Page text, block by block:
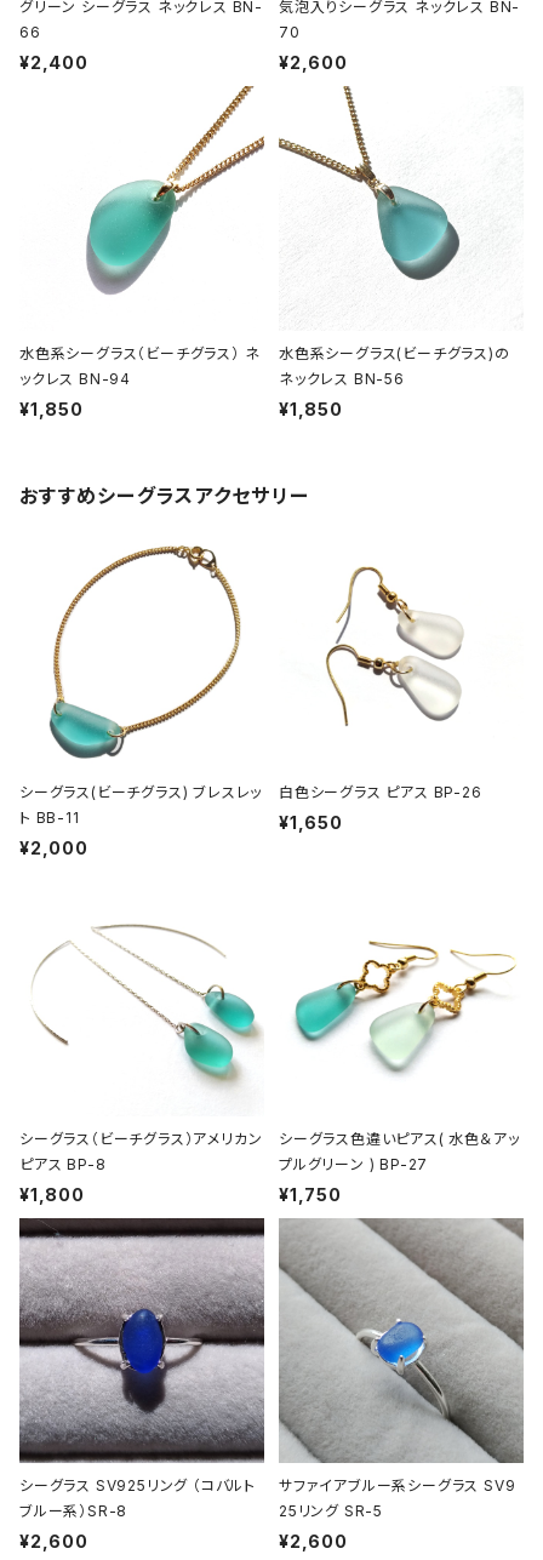
グリーン シーグラス ネックレス BN-
66
¥2,400
気泡入りシーグラス ネックレス BN-
70
¥2,600
水色系シーグラス（ビーチグラス） ネ
ックレス BN-94
¥1,850
水色系シーグラス(ビーチグラス)の
ネックレス BN-56
¥1,850
おすすめシーグラスアクセサリー
シーグラス(ビーチグラス) ブレスレッ
ト BB-11
¥2,000
白色シーグラス ピアス BP-26
¥1,650
シーグラス（ビーチグラス）アメリカン
ピアス BP-8
¥1,800
シーグラス色違いピアス( 水色＆アッ
プルグリーン ) BP-27
¥1,750
シーグラス SV925リング （コバルト
ブルー系）SR-8
¥2,600
サファイアブルー系シーグラス SV9
25リング SR-5
¥2,600